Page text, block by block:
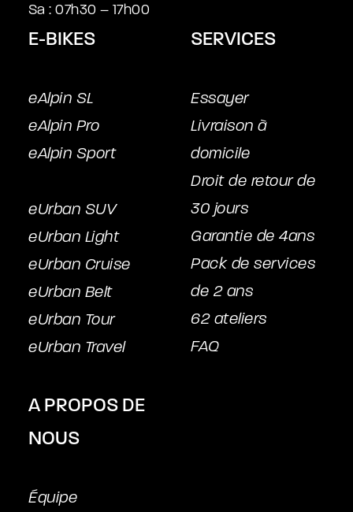
Sa : 07h30 – 17h00
E-BIKES
eAlpin SL
eAlpin Pro
eAlpin Sport
eUrban SUV
eUrban Light
eUrban Cruise
eUrban Belt
eUrban Tour
eUrban Travel
SERVICES
Essayer
Livraison à
domicile
Droit de retour de
30 jours
Garantie de 4ans
Pack de services
de 2 ans
62 ateliers
FAQ
A PROPOS DE
NOUS
Équipe